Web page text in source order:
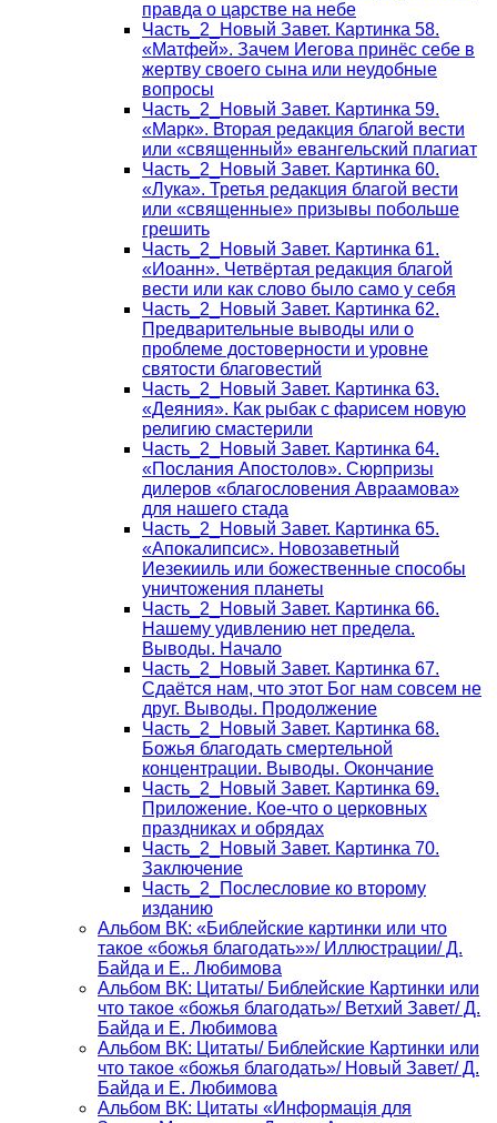
правда о царстве на небе
Часть_2_Новый Завет. Картинка 58.
«Матфей». Зачем Иегова принёс себе в
жертву своего сына или неудобные
вопросы
Часть_2_Новый Завет. Картинка 59.
«Марк». Вторая редакция благой вести
или «священный» евангельский плагиат
Часть_2_Новый Завет. Картинка 60.
«Лука». Третья редакция благой вести
или «священные» призывы побольше
грешить
Часть_2_Новый Завет. Картинка 61.
«Иоанн». Четвёртая редакция благой
вести или как слово было само у себя
Часть_2_Новый Завет. Картинка 62.
Предварительные выводы или о
проблеме достоверности и уровне
святости благовестий
Часть_2_Новый Завет. Картинка 63.
«Деяния». Как рыбак с фарисем новую
религию смастерили
Часть_2_Новый Завет. Картинка 64.
«Послания Апостолов». Сюрпризы
дилеров «благословения Авраамова»
для нашего стада
Часть_2_Новый Завет. Картинка 65.
«Апокалипсис». Новозаветный
Иезекииль или божественные способы
уничтожения планеты
Часть_2_Новый Завет. Картинка 66.
Нашему удивлению нет предела.
Выводы. Начало
Часть_2_Новый Завет. Картинка 67.
Сдаётся нам, что этот Бог нам совсем не
друг. Выводы. Продолжение
Часть_2_Новый Завет. Картинка 68.
Божья благодать смертельной
концентрации. Выводы. Окончание
Часть_2_Новый Завет. Картинка 69.
Приложение. Кое-что о церковных
праздниках и обрядах
Часть_2_Новый Завет. Картинка 70.
Заключение
Часть_2_Послесловие ко второму
изданию
Альбом ВК: «Библейские картинки или что
такое «божья благодать»»/ Иллюстрации/ Д.
Байда и Е.. Любимова
Альбом ВК: Цитаты/ Библейские Картинки или
что такое «божья благодать»/ Ветхий Завет/ Д.
Байда и Е. Любимова
Альбом ВК: Цитаты/ Библейские Картинки или
что такое «божья благодать»/ Новый Завет/ Д.
Байда и Е. Любимова
Альбом ВК: Цитаты «Информацiя для